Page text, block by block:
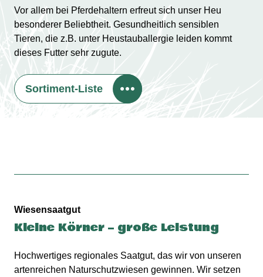
Vor allem bei Pferdehaltern erfreut sich unser Heu
besonderer Beliebtheit. Gesundheitlich sensiblen
Tieren, die z.B. unter Heustauballergie leiden kommt
dieses Futter sehr zugute.
Sortiment-Liste
Wiesensaatgut
Kleine Körner – große Leistung
Hochwertiges regionales Saatgut, das wir von unseren
artenreichen Naturschutzwiesen gewinnen. Wir setzen